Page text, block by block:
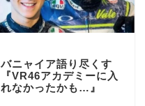
バニャイア語り尽くす
『VR46アカデミーに入
れなかったかも…』